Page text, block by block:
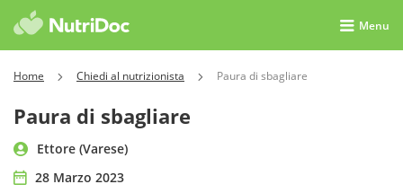
Menu
Home Chiedi al nutrizionista Paura di sbagliare
Paura di sbagliare
Ettore (Varese)
28 Marzo 2023